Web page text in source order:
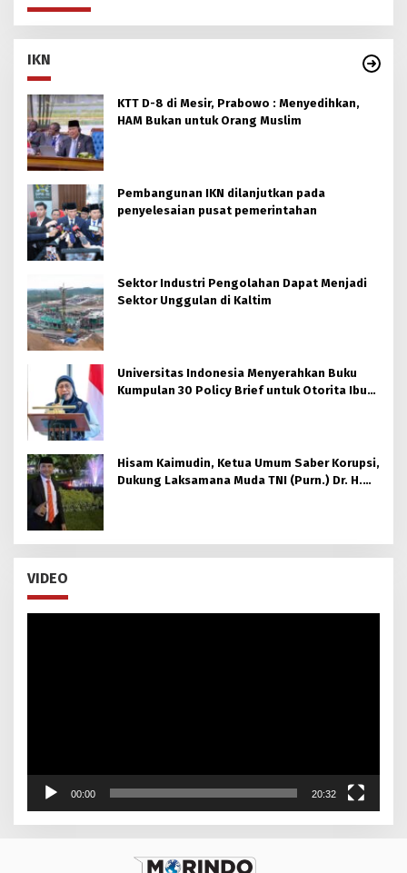
IKN
KTT D-8 di Mesir, Prabowo : Menyedihkan,
HAM Bukan untuk Orang Muslim
Pembangunan IKN dilanjutkan pada
penyelesaian pusat pemerintahan
Sektor Industri Pengolahan Dapat Menjadi
Sektor Unggulan di Kaltim
Universitas Indonesia Menyerahkan Buku
Kumpulan 30 Policy Brief untuk Otorita Ibu
Hisam Kaimudin, Ketua Umum Saber Korupsi,
Dukung Laksamana Muda TNI (Purn.) Dr. H.
VIDEO
00:00 20:32